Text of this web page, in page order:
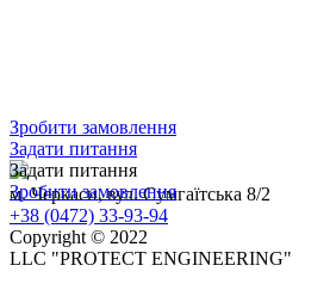
Зробити замовлення
Задати питання
Задати питання
Зробити замовлення
м. Черкаси, вул. Сумгаїтська 8/2
+38 (0472) 33-93-94
Copyright © 2022
LLC "PROTECT ENGINEERING"